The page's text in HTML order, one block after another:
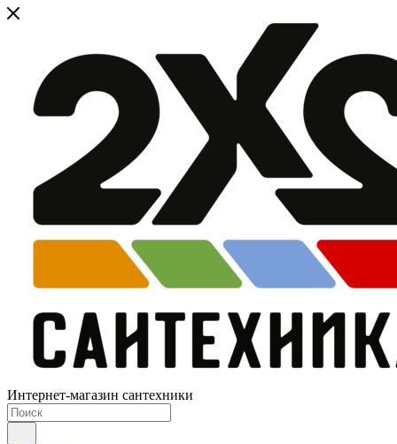
Интернет-магазин сантехники